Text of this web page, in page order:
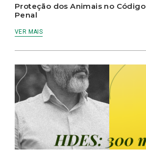
Proteção dos Animais no Código
Penal
VER MAIS